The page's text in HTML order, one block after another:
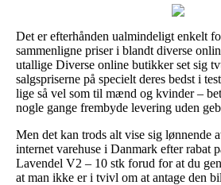
Det er efterhånden ualmindeligt enkelt
sammenligne priser i blandt diverse
utallige Diverse online butikker set sig
salgspriserne på specielt deres bedst i
lige så vel som til mænd og kvinder –
nogle gange frembyde levering uden
Men det kan trods alt vise sig lønnende
internet varehuse i Danmark efter rabat
Lavendel V2 – 10 stk forud for at du
at man ikke er i tvivl om at antage den